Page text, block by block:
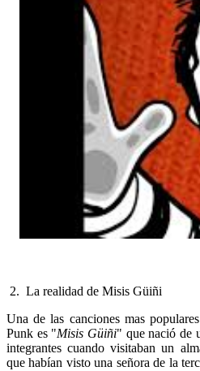
2. La realidad de Misis Güiñi
Una de las canciones mas
Punk es "Misis Güiñi" que nació de
integrantes cuando visitaban un
que habían visto una señora de la